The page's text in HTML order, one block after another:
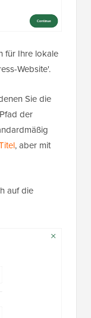
für Ihre lokale
Website'.
Sie die
der
, aber mit
auf die